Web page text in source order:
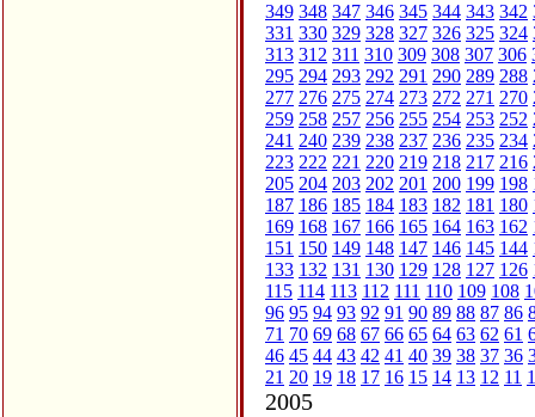
349 348 347 346 345 344 343 342
331 330 329 328 327 326 325 324
313 312 311 310 309 308 307 306
295 294 293 292 291 290 289 288
277 276 275 274 273 272 271 270
259 258 257 256 255 254 253 252
241 240 239 238 237 236 235 234
223 222 221 220 219 218 217 216
205 204 203 202 201 200 199 198
187 186 185 184 183 182 181 180
169 168 167 166 165 164 163 162
151 150 149 148 147 146 145 144
133 132 131 130 129 128 127 126
115 114 113 112 111 110 109 108
96 95 94 93 92 91 90 89 88 87 86
71 70 69 68 67 66 65 64 63 62 61
46 45 44 43 42 41 40 39 38 37 36
21 20 19 18 17 16 15 14 13 12 11
2005